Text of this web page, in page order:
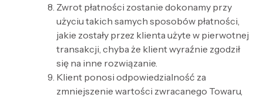
Zwrot płatności zostanie dokonamy przy
użyciu takich samych sposobów płatności,
jakie zostały przez klienta użyte w pierwotnej
transakcji, chyba że klient wyraźnie zgodził
się na inne rozwiązanie.
Klient ponosi odpowiedzialność za
zmniejszenie wartości zwracanego Towaru,